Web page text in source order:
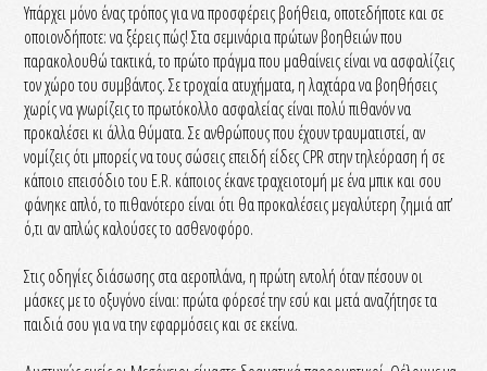
Υπάρχει μόνο ένας τρόπος για να προσφέρεις βοήθεια, οποτεδήποτε και σε
οποιονδήποτε: να ξέρεις πώς! Στα σεμινάρια πρώτων βοηθειών που
παρακολουθώ τακτικά, το πρώτο πράγμα που μαθαίνεις είναι να ασφαλίζεις
τον χώρο του συμβάντος. Σε τροχαία ατυχήματα, η λαχτάρα να βοηθήσεις
χωρίς να γνωρίζεις το πρωτόκολλο ασφαλείας είναι πολύ πιθανόν να
προκαλέσει κι άλλα θύματα. Σε ανθρώπους που έχουν τραυματιστεί, αν
νομίζεις ότι μπορείς να τους σώσεις επειδή είδες CPR στην τηλεόραση ή σε
κάποιο επεισόδιο του E.R. κάποιος έκανε τραχειοτομή με ένα μπικ και σου
φάνηκε απλό, το πιθανότερο είναι ότι θα προκαλέσεις μεγαλύτερη ζημιά απ’
ό,τι αν απλώς καλούσες το ασθενοφόρο.
Στις οδηγίες διάσωσης στα αεροπλάνα, η πρώτη εντολή όταν πέσουν οι
μάσκες με το οξυγόνο είναι: πρώτα φόρεσέ την εσύ και μετά αναζήτησε τα
παιδιά σου για να την εφαρμόσεις και σε εκείνα.